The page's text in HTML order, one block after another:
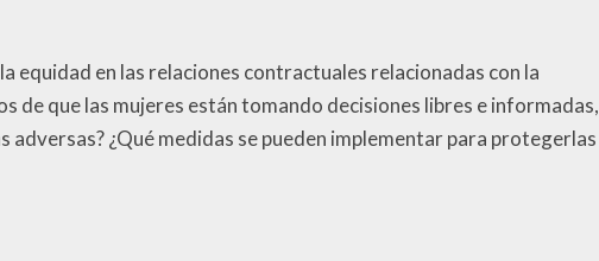
equidad en las relaciones contractuales relacionadas con la
de que las mujeres están tomando decisiones libres e informadas,
¿Qué medidas se pueden implementar para protegerlas